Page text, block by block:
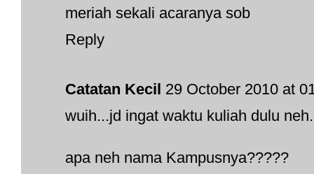
meriah sekali acaranya sob
Reply
Catatan Kecil 29 October 2010 at
wuih...jd ingat waktu kuliah dulu
apa neh nama Kampusnya?????